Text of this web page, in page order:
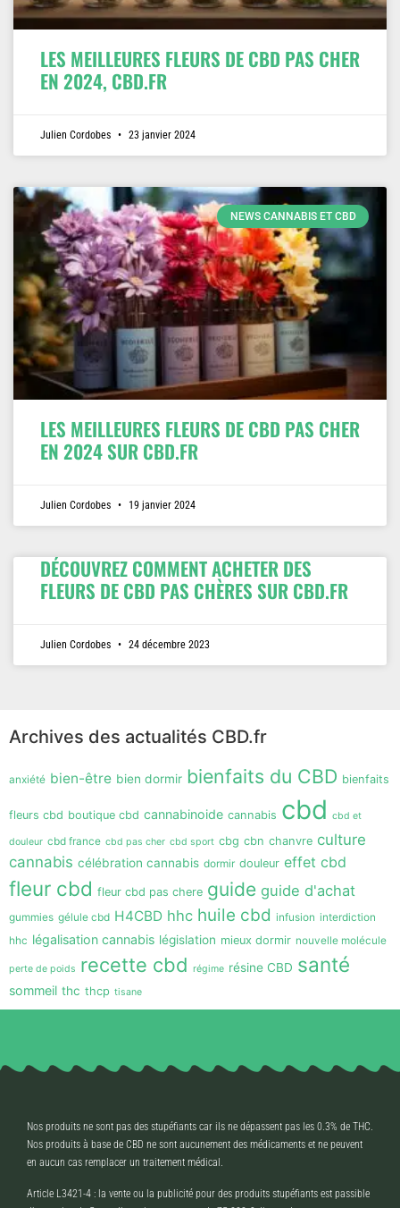
LES MEILLEURES FLEURS DE CBD PAS CHER
EN 2024, CBD.FR
Julien Cordobes 23 janvier 2024
NEWS CANNABIS ET CBD
LES MEILLEURES FLEURS DE CBD PAS CHER
EN 2024 SUR CBD.FR
Julien Cordobes 19 janvier 2024
DÉCOUVREZ COMMENT ACHETER DES
FLEURS DE CBD PAS CHÈRES SUR CBD.FR
Julien Cordobes 24 décembre 2023
Archives des actualités CBD.fr
anxiété bien-être bien dormir bienfaits du CBD bienfaits
fleurs cbd boutique cbd cannabinoide cannabis cbd cbd et
douleur cbd france cbd pas cher cbd sport cbg cbn chanvre culture
cannabis célébration cannabis dormir douleur effet cbd
fleur cbd fleur cbd pas chere guide guide d'achat
gummies gélule cbd H4CBD hhc huile cbd infusion interdiction
hhc légalisation cannabis législation mieux dormir nouvelle molécule
perte de poids recette cbd régime résine CBD santé
sommeil thc thcp tisane
Nos produits ne sont pas des stupéfiants car ils ne dépassent pas les 0.3% de THC.
Nos produits à base de CBD ne sont aucunement des médicaments et ne peuvent
en aucun cas remplacer un traitement médical.
Article L3421-4 : la vente ou la publicité pour des produits stupéfiants est passible